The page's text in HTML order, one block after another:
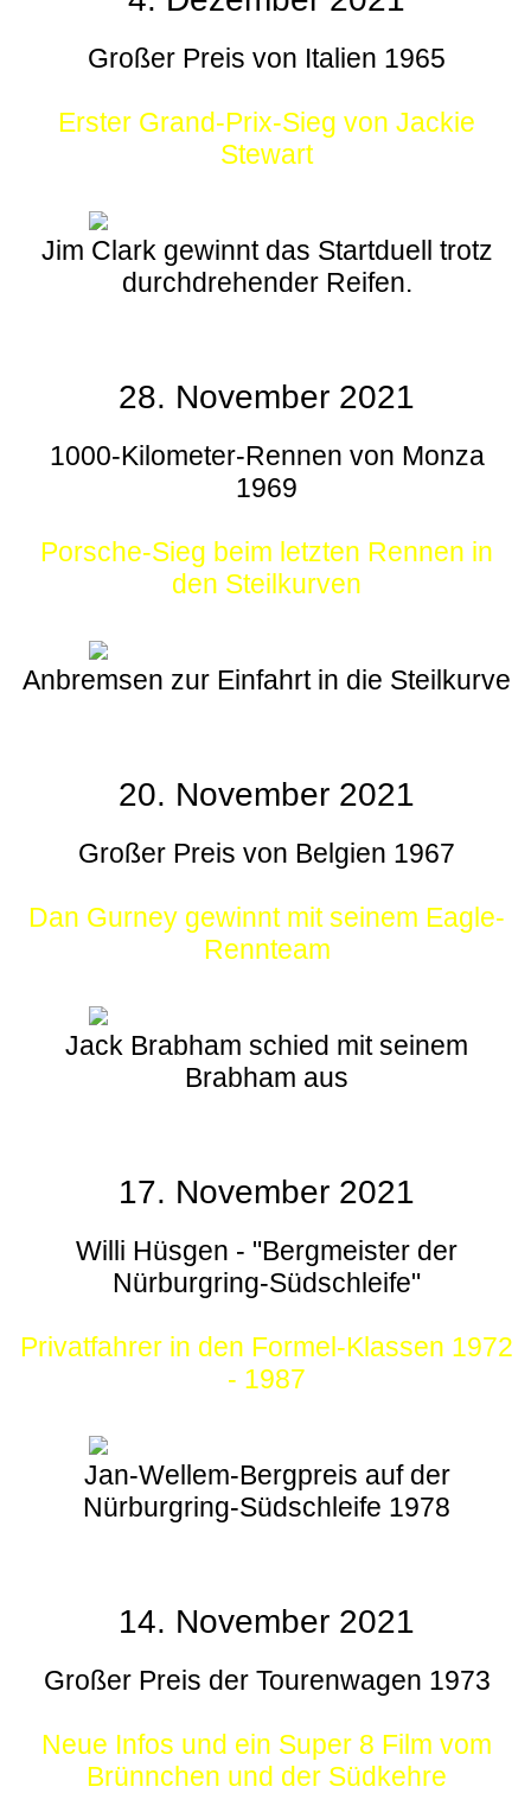
Großer Preis von Italien 1965
Erster Grand-Prix-Sieg von Jackie
Stewart
Jim Clark gewinnt das Startduell trotz
durchdrehender Reifen.
28. November 2021
1000-Kilometer-Rennen von Monza
1969
Porsche-Sieg beim letzten Rennen in
den Steilkurven
Anbremsen zur Einfahrt in die Steilkurve
20. November 2021
Großer Preis von Belgien 1967
Dan Gurney gewinnt mit seinem Eagle-
Rennteam
Jack Brabham schied mit seinem
Brabham aus
17. November 2021
Willi Hüsgen - "Bergmeister der
Nürburgring-Südschleife"
Privatfahrer in den Formel-Klassen 1972
- 1987
Jan-Wellem-Bergpreis auf der
Nürburgring-Südschleife 1978
14. November 2021
Großer Preis der Tourenwagen 1973
Neue Infos und ein Super 8 Film vom
Brünnchen und der Südkehre